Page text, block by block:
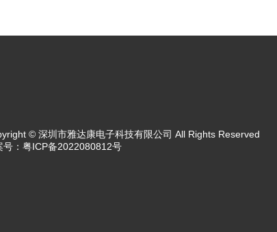
© 深圳市雅达康电子科技有限公司 All Rights Reserved
： 粤ICP备2022080812号